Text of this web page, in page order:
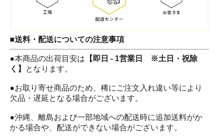
■送料・配送についての注意事項
●本商品の出荷目安は 【即日 - 1営業日 ※土日・祝除
く】
となります。
●お取り寄せ商品のため、稀にご注文入れ違い等により
欠品・遅延となる場合がございます。
●沖縄、離島および一部地域への配送時に追加送料がか
かる場合や、配送ができない場合がございます。